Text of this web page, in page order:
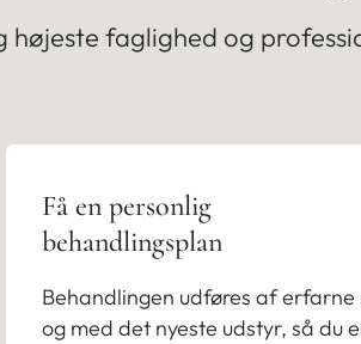
højeste faglighed og
Få en personlig
behandlingsplan
Behandlingen udføres af
og med det nyeste udstyr, så du